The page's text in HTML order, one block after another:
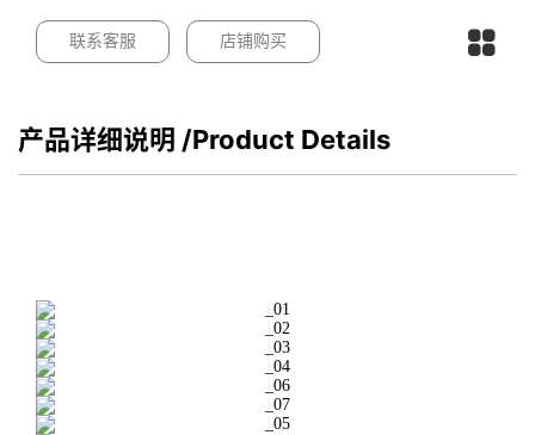
联系客服 店铺购买
产品详细说明 /Product Details